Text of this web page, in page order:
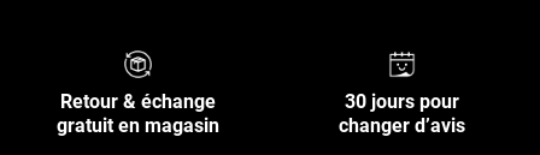
Retour & échange
gratuit en magasin
30 jours pour
changer d’avis